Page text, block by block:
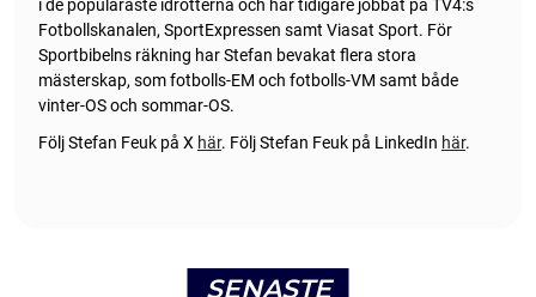
i de populäraste idrotterna och har tidigare jobbat på TV4:s
Fotbollskanalen, SportExpressen samt Viasat Sport. För
Sportbibelns räkning har Stefan bevakat flera stora
mästerskap, som fotbolls-EM och fotbolls-VM samt både
vinter-OS och sommar-OS.
Följ Stefan Feuk på X här. Följ Stefan Feuk på LinkedIn här.
SENASTE